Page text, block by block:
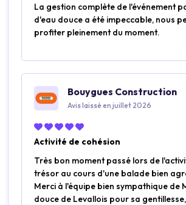
La gestion complète de l'événement
d'eau douce a été impeccable, nous
profiter pleinement du moment.
Bouygues Construction
Avis laissé en juillet 2026
Activité de cohésion
Très bon moment passé lors de
trésor au cours d'une balade bien
Merci à l'équipe bien sympathique de
douce de Levallois pour sa